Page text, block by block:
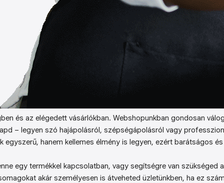
és az elégedett vásárlókban. Webshopunkban gondosan
– legyen szó hajápolásról, szépségápolásról vagy
egyszerű, hanem kellemes élmény is legyen, ezért barátságos
egy termékkel kapcsolatban, vagy segítségre van szükséged
akár személyesen is átveheted üzletünkben, ha ez